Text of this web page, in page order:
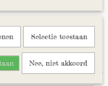
Selectie toestaan
Nee, niet akkoord